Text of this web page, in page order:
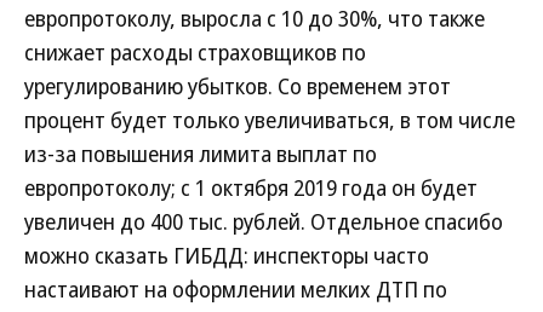
европротоколу, выросла с 10 до 30%, что также
снижает расходы страховщиков по
урегулированию убытков. Со временем этот
процент будет только увеличиваться, в том числе
из-за повышения лимита выплат по
европротоколу; с 1 октября 2019 года он будет
увеличен до 400 тыс. рублей. Отдельное спасибо
можно сказать ГИБДД: инспекторы часто
настаивают на оформлении мелких ДТП по